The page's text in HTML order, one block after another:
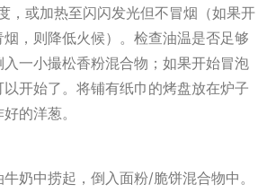
，或加热至闪闪发光但不冒烟（如果开
，则降低火候）。检查油温是否足够
一小撮松香粉混合物；如果开始冒泡
开始了。将铺有纸巾的烤盘放在炉子
的洋葱。
奶中捞起，倒入面粉/脆饼混合物中。